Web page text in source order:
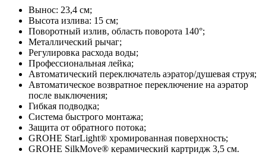
Вынос: 23,4 см;
Высота излива: 15 см;
Поворотный излив, область поворота 140°;
Металлический рычаг;
Регулировка расхода воды;
Профессиональная лейка;
Автоматический переключатель аэратор/душевая струя;
Автоматическое возвратное переключение на аэратор
после выключения;
Гибкая подводка;
Система быстрого монтажа;
Защита от обратного потока;
GROHE StarLight® хромированная поверхность;
GROHE SilkMove® керамический картридж 3,5 см.